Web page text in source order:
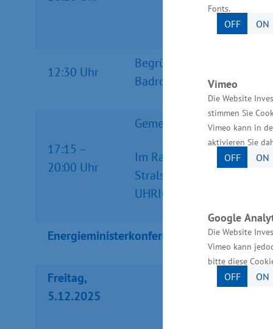
Fonts.
OFF ON
Vimeo
Die Website
stimmen Sie
Vimeo kann in
aktivieren Sie
OFF ON
Google
Die Website
Vimeo kann
bitte diese
OFF ON
12:30 Uhr
Begrüßung der
Badrow
17:15 –
20:00 Uhr
Gemeinsamer Besuch
Im Rahmen einer
Stralsund sowie die
UHRIG Energie GmbH
Energieministerkonferenz EnMK
Freitag,
5.12.2025